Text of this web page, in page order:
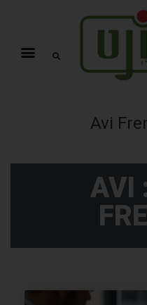
Avi
AVI